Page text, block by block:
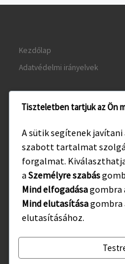
Kezdőlap
Adatvédelmi irányelvek
www.visitgyula.com
www.gyulakult.hu
Facebook
Tiszteletben tartjuk az Ön
A sütik segítenek
szabott tartalmat
forgalmat.
a Személyre szabás
Mind elfogadásagombra
Mind elutasításagombra
elutasításához.